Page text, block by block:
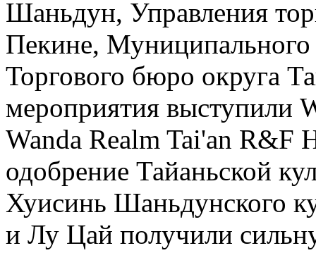
Шаньдун, Управления
Пекине,
Торгового бюро округа
мероприятия выступили
Wanda Realm Tai'an R&F
одобрение Тайаньской
Хуисинь Шаньдунского
и Лу Цай получили